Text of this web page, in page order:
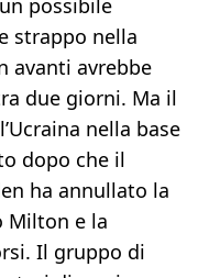
possibile
strappo nella
avanti avrebbe
due giorni. Ma il
nella base
dopo che il
ha annullato la
Milton e la
Il gruppo di